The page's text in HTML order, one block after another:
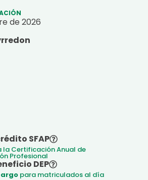
de 2026
SFAP
la Certificación Anual de
Profesional
DEP
para matriculados al día